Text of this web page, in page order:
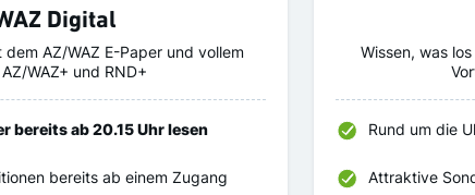
Digital
AZ/WAZ E-Paper und vollem
WAZ+ und RND+
bereits ab 20.15 Uhr lesen
bereits ab einem Zugang
Wissen, was
Rund um die
Attraktive